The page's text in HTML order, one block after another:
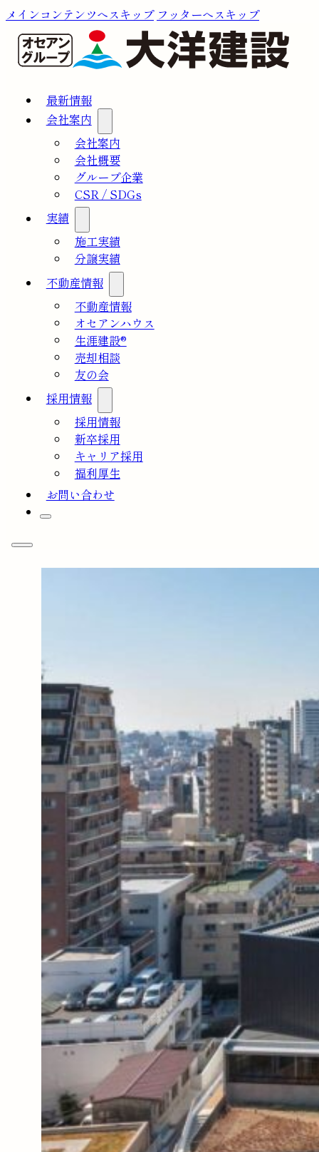
メインコンテンツへスキップ フッターへスキップ
最新情報
会社案内
会社案内
会社概要
グループ企業
CSR / SDGs
実績
施工実績
分譲実績
不動産情報
不動産情報
オセアンハウス
生涯建設®
売却相談
友の会
採用情報
採用情報
新卒採用
キャリア採用
福利厚生
お問い合わせ